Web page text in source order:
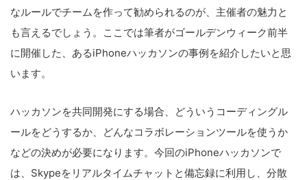
なルールでチームを作って勧められるのが、主催者の魅力と
も言えるでしょう。ここでは筆者がゴールデンウィーク前半
に開催した、あるiPhoneハッカソンの事例を紹介したいと思
います。
ハッカソンを共同開発にする場合、どういうコーディングル
ールをどうするか、どんなコラボレーションツールを使うか
などの決めが必要になります。今回のiPhoneハッカソンで
は、Skypeをリアルタイムチャットと備忘録に利用し、分散